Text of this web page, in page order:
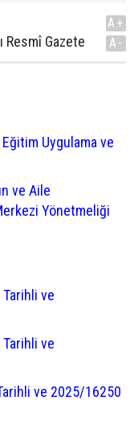
Resmî Gazete
A+
A-
Uygulama ve
ve Aile
Yönetmeliği
ve
ve
ve 2025/16250